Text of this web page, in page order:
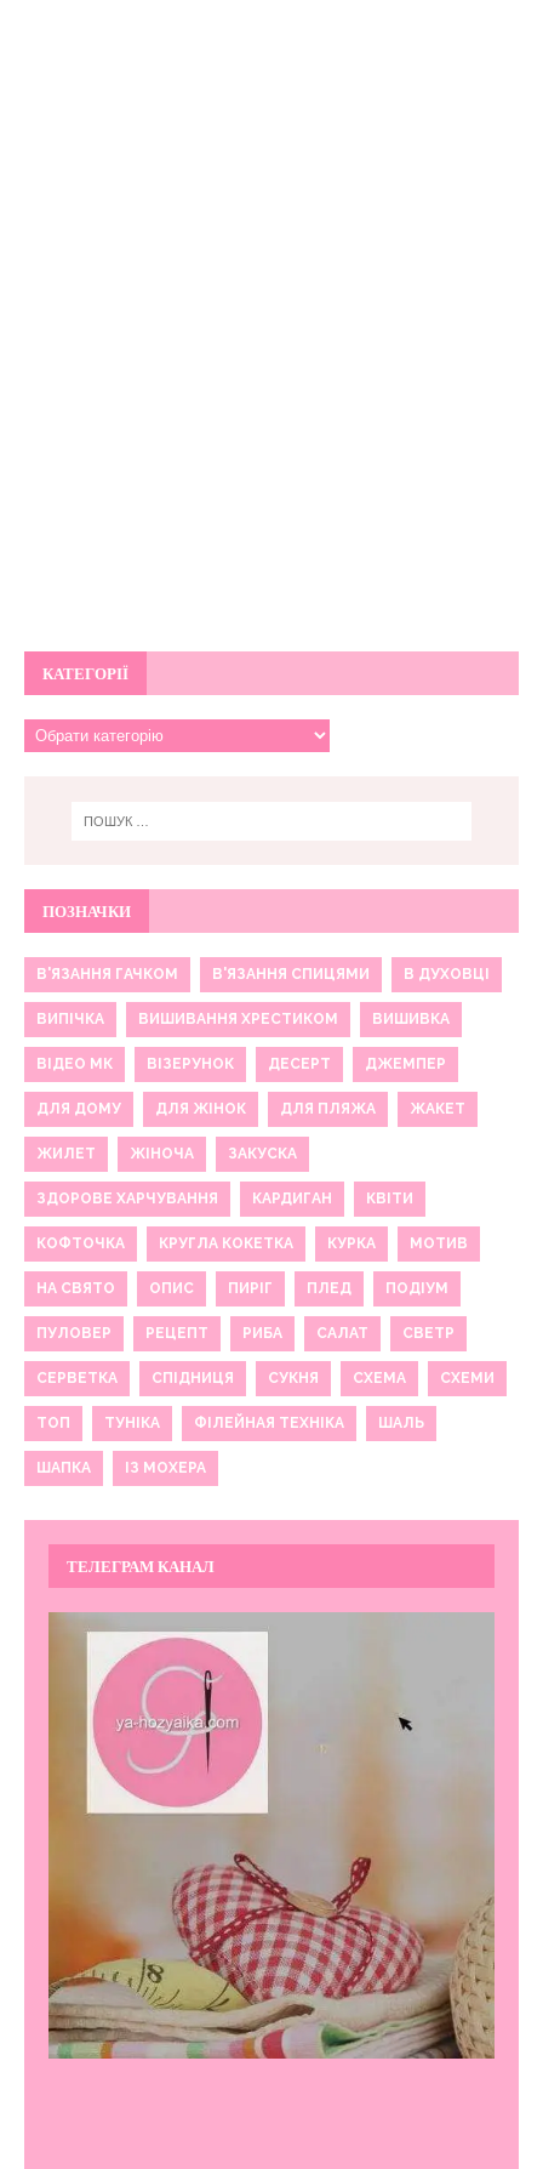
КАТЕГОРІЇ
ПОЗНАЧКИ
В'ЯЗАННЯ ГАЧКОМ В'ЯЗАННЯ СПИЦЯМИ В ДУХОВЦІ
ВИПІЧКА ВИШИВАННЯ ХРЕСТИКОМ ВИШИВКА
ВІДЕО МК ВІЗЕРУНОК ДЕСЕРТ ДЖЕМПЕР
ДЛЯ ДОМУ ДЛЯ ЖІНОК ДЛЯ ПЛЯЖА ЖАКЕТ
ЖИЛЕТ ЖІНОЧА ЗАКУСКА
ЗДОРОВЕ ХАРЧУВАННЯ КАРДИГАН КВІТИ
КОФТОЧКА КРУГЛА КОКЕТКА КУРКА МОТИВ
НА СВЯТО ОПИС ПИРІГ ПЛЕД ПОДІУМ
ПУЛОВЕР РЕЦЕПТ РИБА САЛАТ СВЕТР
СЕРВЕТКА СПІДНИЦЯ СУКНЯ СХЕМА СХЕМИ
ТОП ТУНІКА ФІЛЕЙНАЯ ТЕХНІКА ШАЛЬ
ШАПКА ІЗ МОХЕРА
ТЕЛЕГРАМ КАНАЛ